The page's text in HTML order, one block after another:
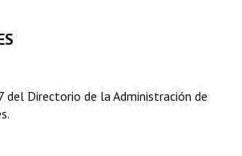
del Directorio de la Administración de